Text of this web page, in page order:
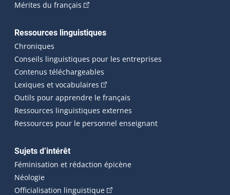
Mérites du français (Cet hyperlien externe s'ouvrira dans une
Ressources linguistiques
Chroniques
Conseils linguistiques pour les entreprises
Contenus téléchargeables
Lexiques et vocabulaires (Cet hyperlien externe s'ouvrira
Outils pour apprendre le français
Ressources linguistiques externes
Ressources pour le personnel enseignant
Sujets d’intérêt
Féminisation et rédaction épicène
Néologie
Officialisation linguistique(Cet hyperlien externe s'ouvrira